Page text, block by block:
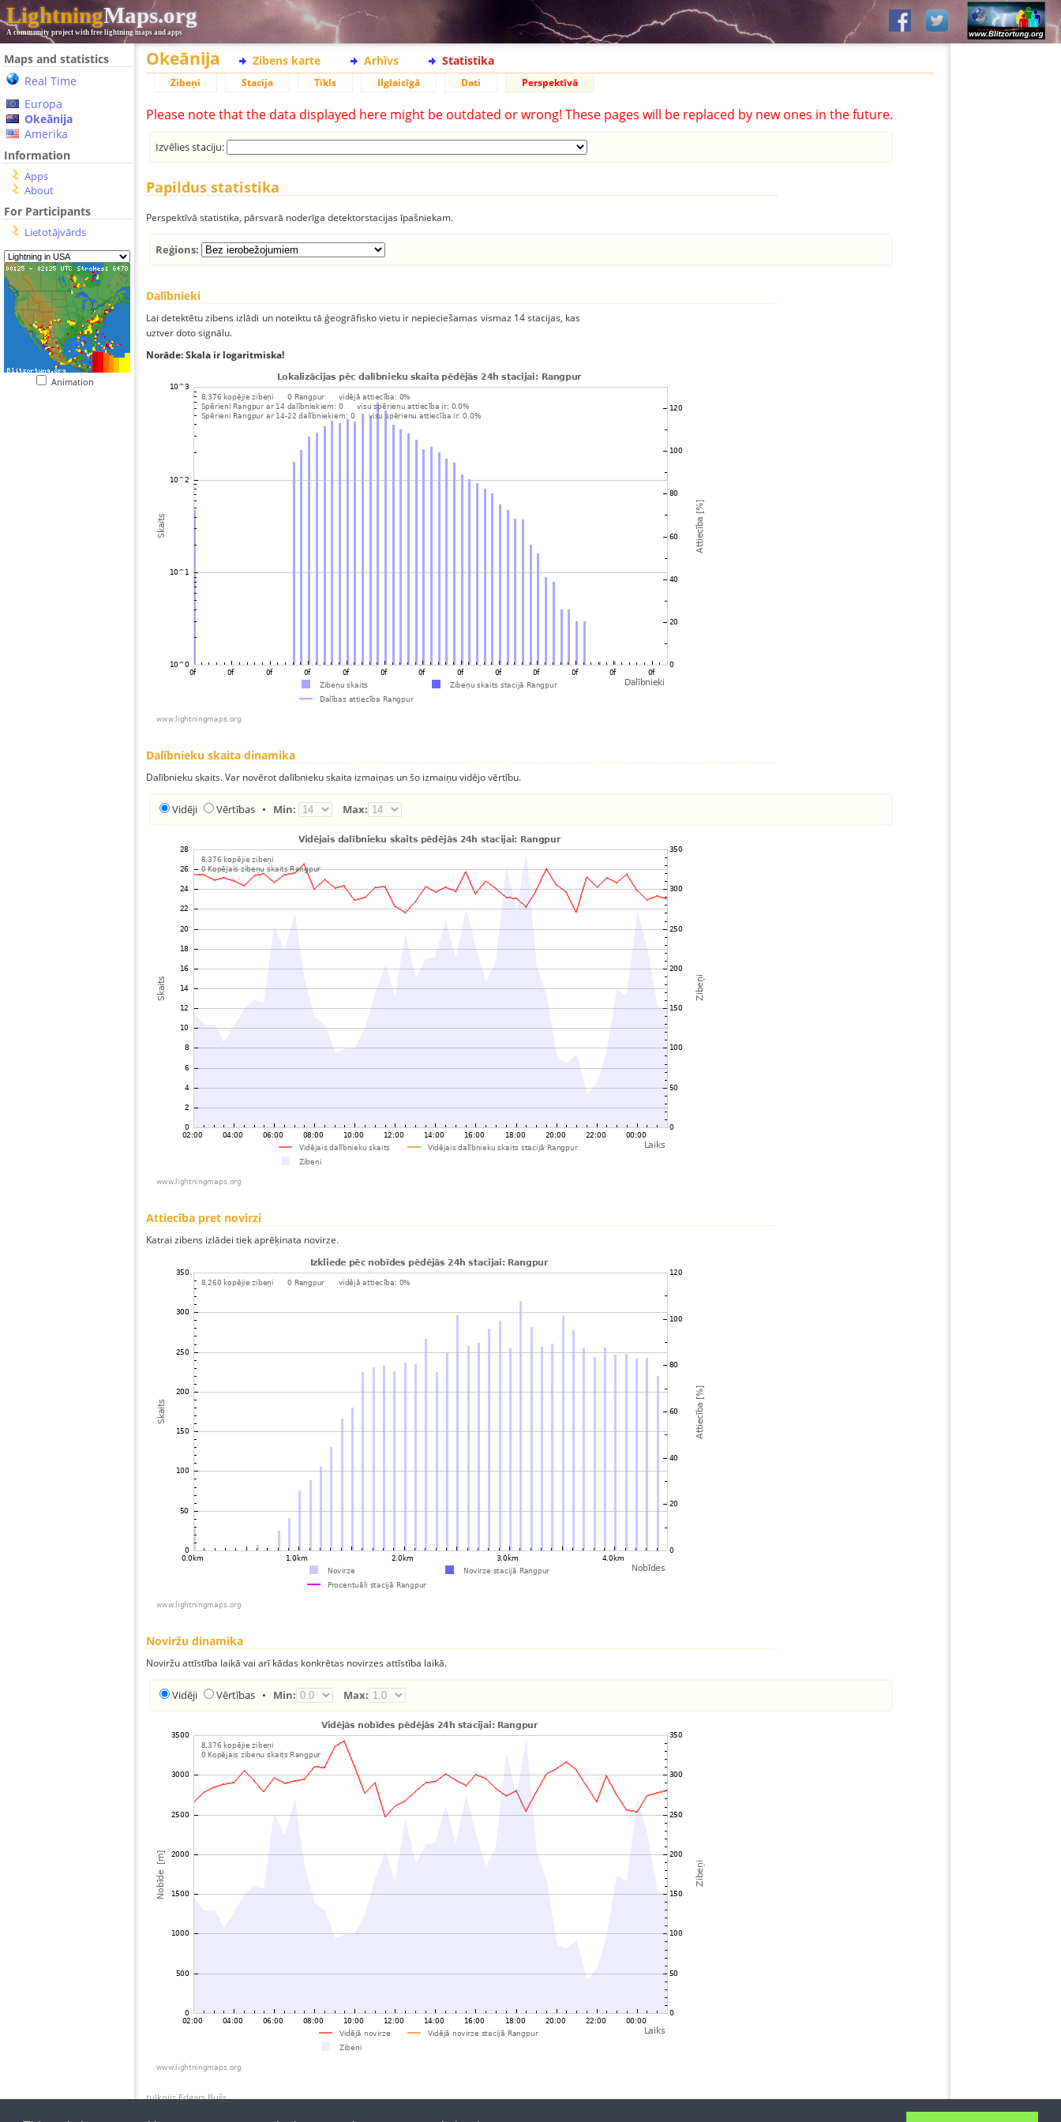
LightningMaps.org
A community project with free lightning maps and apps
Maps and statistics
Real Time
Europa
Okeānija
Amerika
Information
Apps
About
For Participants
Lietotājvārds
Animation
Okeānija Zibens karte Arhīvs Statistika
Zibeņi Stacija Tīkls Ilglaicīgā Dati Perspektīvā
Please note that the data displayed here might be outdated or wrong! These pages will be replaced by new ones in the future.
Izvēlies staciju:
Papildus statistika
Perspektīvā statistika, pārsvarā noderīga detektorstacijas īpašniekam.
Reģions:
Dalībnieki
Lai detektētu zibens izlādi un noteiktu tā ģeogrāfisko vietu ir nepieciešamas vismaz 14 stacijas, kas
uztver doto signālu.
Norāde: Skala ir logaritmiska!
Dalībnieku skaita dinamika
Dalībnieku skaits. Var novērot dalībnieku skaita izmaiņas un šo izmaiņu vidējo vērtību.
Vidēji Vērtības • Min: Max:
Attiecība pret novirzi
Katrai zibens izlādei tiek aprēķinata novirze.
Noviržu dinamika
Noviržu attīstība laikā vai arī kādas konkrētas novirzes attīstība laikā.
Vidēji Vērtības • Min: Max:
tulkojis Edgars Bušs